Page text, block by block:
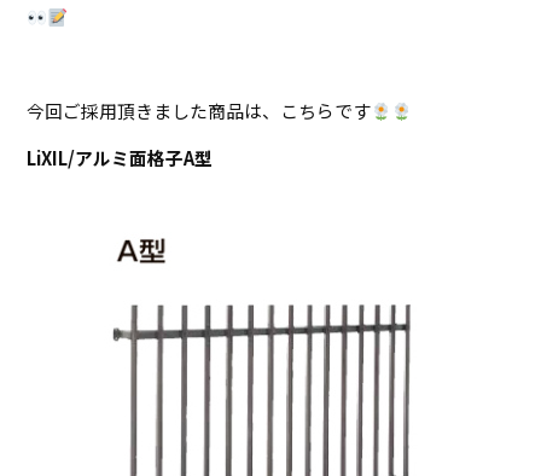
今回ご採用頂きました商品は、こちらです
LiXIL/アルミ面格子A型